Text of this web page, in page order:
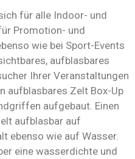
für alle Indoor- und
Promotion- und
wie bei Sport-Events
aufblasbares
Ihrer Veranstaltungen
aufblasbares Zelt Box-Up
aufgebaut. Einen
aufblasbar auf
ebenso wie auf Wasser.
eine wasserdichte und